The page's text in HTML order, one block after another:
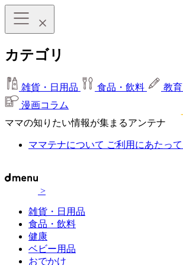
カテゴリ
雑貨・日用品 食品・飲料 教育
漫画コラム
ママの知りたい情報が集まるアンテナ
ママテナについて ご利用にあたって
>
雑貨・日用品
食品・飲料
健康
ベビー用品
おでかけ